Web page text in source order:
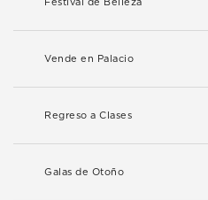
Festival de Belleza
Vende en Palacio
Regreso a Clases
Galas de Otoño